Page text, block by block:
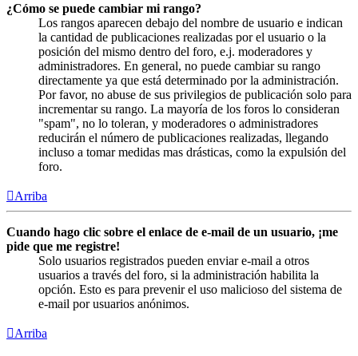
¿Cómo se puede cambiar mi rango?
Los rangos aparecen debajo del nombre de usuario e indican
la cantidad de publicaciones realizadas por el usuario o la
posición del mismo dentro del foro, e.j. moderadores y
administradores. En general, no puede cambiar su rango
directamente ya que está determinado por la administración.
Por favor, no abuse de sus privilegios de publicación solo para
incrementar su rango. La mayoría de los foros lo consideran
"spam", no lo toleran, y moderadores o administradores
reducirán el número de publicaciones realizadas, llegando
incluso a tomar medidas mas drásticas, como la expulsión del
foro.
Arriba
Cuando hago clic sobre el enlace de e-mail de un usuario, ¡me
pide que me registre!
Solo usuarios registrados pueden enviar e-mail a otros
usuarios a través del foro, si la administración habilita la
opción. Esto es para prevenir el uso malicioso del sistema de
e-mail por usuarios anónimos.
Arriba